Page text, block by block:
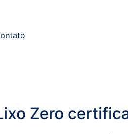
Zero